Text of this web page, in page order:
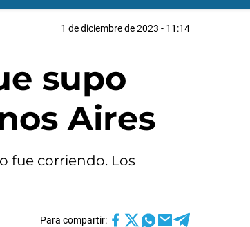
1 de diciembre de 2023 - 11:14
supo
Aires
fue corriendo. Los
Para compartir: